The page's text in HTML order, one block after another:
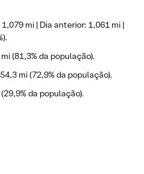
mi | Dia anterior: 1,061 mi |
(81,3% da população).
mi (72,9% da população).
da população).